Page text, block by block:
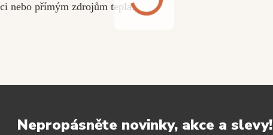
nebo přímým zdrojům tepla.
Nepropásněte novinky, akce a slevy!